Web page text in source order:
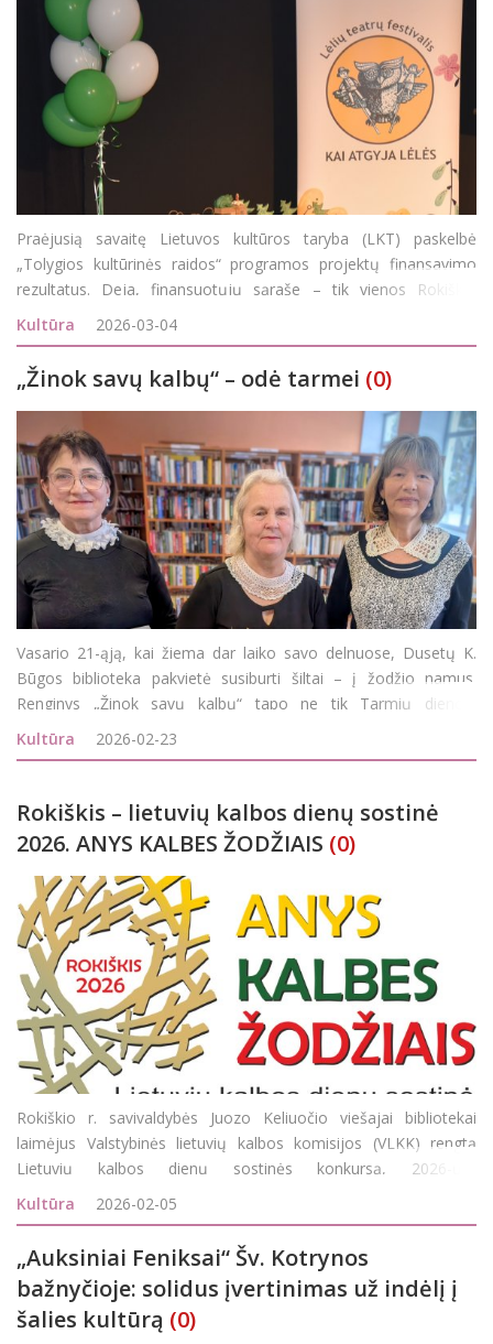
Praėjusią savaitę Lietuvos kultūros taryba (LKT) paskelbė
„Tolygios kultūrinės raidos“ programos projektų finansavimo
rezultatus. Deja, finansuotųjų sąraše – tik vienos Rokiškio
rajono įstaigos 5 projektai, nors paraiškų finansavimui gauti
Kultūra 2026-03-04
„Žinok savų kalbų“ – odė tarmei (0)
Vasario 21-ąją, kai žiema dar laiko savo delnuose, Dusetų K.
Būgos biblioteka pakvietė susiburti šiltai – į žodžio namus.
Renginys „Žinok savų kalbų“ tapo ne tik Tarmių dienos,
Tarptautinės gimtosios kalbos dienos minėjimu, bet ir
Kultūra 2026-02-23
Rokiškis – lietuvių kalbos dienų sostinė
2026. ANYS KALBES ŽODŽIAIS (0)
Rokiškio r. savivaldybės Juozo Keliuočio viešajai bibliotekai
laimėjus Valstybinės lietuvių kalbos komisijos (VLKK) rengtą
Lietuvių kalbos dienų sostinės konkursą, 2026-ųjų
Lietuvių kalbos dienų sostine skelbiamas Rokiškis! Šis titulas bus
Kultūra 2026-02-05
„Auksiniai Feniksai“ Šv. Kotrynos
bažnyčioje: solidus įvertinimas už indėlį į
šalies kultūrą (0)